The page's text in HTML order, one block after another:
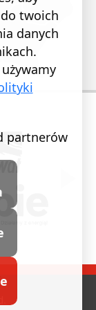
twoich
danych
partnerów